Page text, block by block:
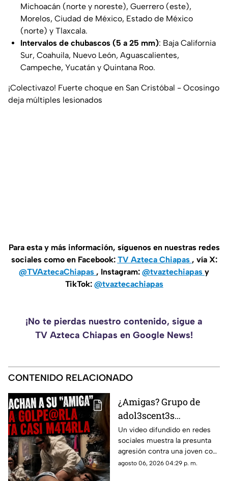
Michoacán (norte y noreste), Guerrero (este),
Morelos, Ciudad de México, Estado de México
(norte) y Tlaxcala.
Intervalos de chubascos (5 a 25 mm): Baja California
Sur, Coahuila, Nuevo León, Aguascalientes,
Campeche, Yucatán y Quintana Roo.
¡Colectivazo! Fuerte choque en San Cristóbal - Ocosingo
deja múltiples lesionados
Para esta y más información, síguenos en nuestras redes
sociales como en Facebook: TV Azteca Chiapas , vía X:
@TVAztecaChiapas , Instagram: @tvaztechiapas y
TikTok: @tvaztecachiapas
¡No te pierdas nuestro contenido, sigue a
TV Azteca Chiapas en Google News!
CONTENIDO RELACIONADO
¿Amigas? Grupo de
adol3scent3s
emborrachan a
jov3nc1ta y la agr3den
a golpes: grabaron todo
Un video difundido en redes
sociales muestra la presunta
agresión contra una joven con
epilepsia en Estados Unidos. El
agosto 06, 2026 04:29 p. m.